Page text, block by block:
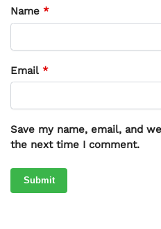
Name *
Email *
Save my name, email, and
the next time I comment.